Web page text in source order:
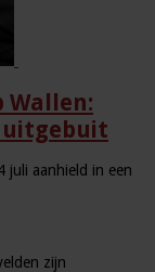
Wallen:
uitgebuit
juli aanhield in een
zijn